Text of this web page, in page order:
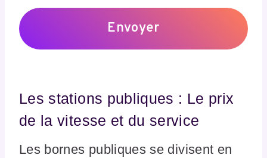
Les stations publiques : Le prix
de la vitesse et du service
Les bornes publiques se divisent en